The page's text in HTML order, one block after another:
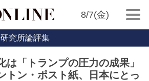
8/7(金)
究所論評集
は「トランプの圧力の成果」
トン・ポスト紙、日本にとっ